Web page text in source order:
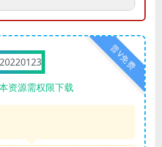
普V免费
资源需权限下载